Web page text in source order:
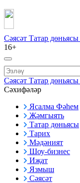
Сәясәт Татар дөньясы
16+
Сәясәт Татар дөньясы
Сәхифәләр
Ясалма Фәһем
Җәмгыять
Татар дөньясы
Тарих
Мәдәният
Шоу-бизнес
Иҗат
Язмыш
Сәясәт